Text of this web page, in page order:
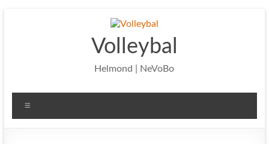
Volleybal
Helmond | NeVoBo